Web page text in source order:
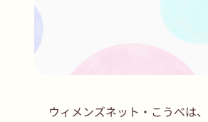
ウィメンズネット・こうべは